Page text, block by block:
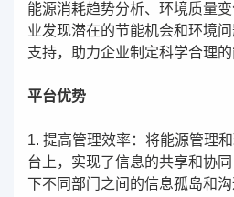
能源消耗趋势分析、环境质量
业发现潜在的节能机会和环境
支持，助力企业制定科学合理的
平台优势
1. 提高管理效率：将能源管理
台上，实现了信息的共享和协
下不同部门之间的信息孤岛和